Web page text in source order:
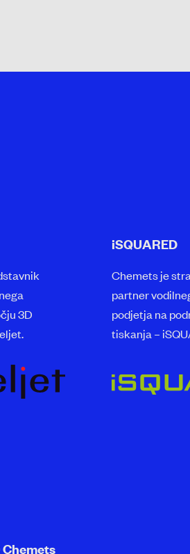
3D
iSQUARED
Chemets je
partner
podjetja na
tiskanja –